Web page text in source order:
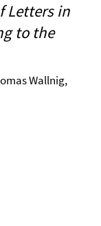
Letters in
to the
Wallnig,